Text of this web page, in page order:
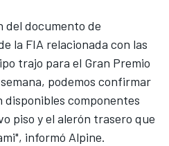
del documento de
la FIA relacionada con las
trajo para el Gran Premio
podemos confirmar
componentes
piso y el alerón trasero que
informó Alpine.